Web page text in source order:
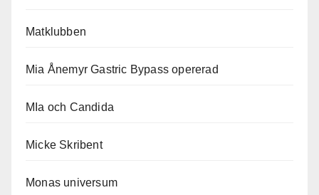
Matklubben
Mia Ånemyr Gastric Bypass opererad
MIa och Candida
Micke Skribent
Monas universum